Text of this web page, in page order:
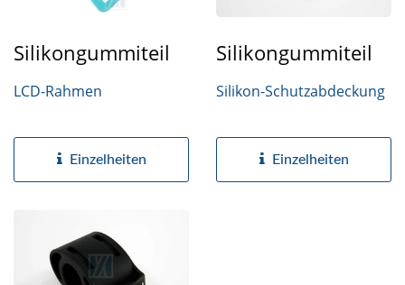
Silikongummiteil
LCD-Rahmen
Einzelheiten
Silikongummiteil
Silikon-Schutzabdeckung
Einzelheiten